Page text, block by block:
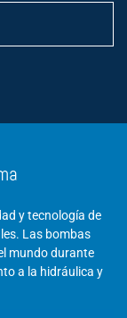
y tecnología de
Las bombas
mundo durante
a la hidráulica y